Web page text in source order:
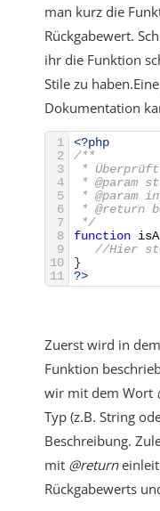
man kurz die
Rückgabewert.
ihr die Funktion
Stile zu
Dokumentation
1
2
3
4
5
6
7
8
9
10
11
<?php
/**
*
* @param
* @param
* @return
*/
function
//Hier
}
?>
Zuerst wird in
Funktion
wir mit dem Wort
Typ (z.B. String
Beschreibung.
mit @return
Rückgabewerts